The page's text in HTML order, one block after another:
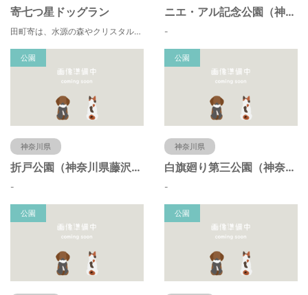
寄七つ星ドッグラン
田町寄は、水源の森やクリスタルな清流 、 満天の星空などの豊かな自然に包まれ、 食や農、芸術の魅力あふれる川の里です。 ドッグランエリアを中心とした『やどりき七つ星ヴィレッジ』を ゆっくりお楽しみください。
ニエ・アル記念公園（神奈川県藤沢市）
-
公園
神奈川県
折戸公園（神奈川県藤沢市）
-
公園
神奈川県
白旗廻り第三公園（神奈川県藤沢市）
-
公園 公園